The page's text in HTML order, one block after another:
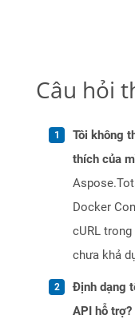
Câu hỏi
Tôi không
thích của
Docker
cURL
chưa khả
Định dạng
API hỗ trợ?